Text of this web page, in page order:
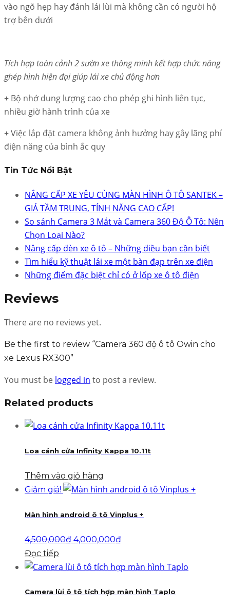
vào ngõ hẹp hay đánh lái lùi mà không cần có người hộ
trợ bên dưới
Tích hợp toàn cảnh 2 sườn xe thông minh kết hợp chức năng
ghép hình hiện đại giúp lái xe chủ động hơn
+ Bộ nhớ dung lượng cao cho phép ghi hình liên tục,
nhiều giờ hành trình của xe
+ Việc lắp đặt camera không ảnh hưởng hay gây lãng phí
điện năng của bình ắc quy
Tin Tức Nổi Bật
NÂNG CẤP XE YÊU CÙNG MÀN HÌNH Ô TÔ SANTEK –
GIÁ TẦM TRUNG, TÍNH NĂNG CAO CẤP!
So sánh Camera 3 Mắt và Camera 360 Độ Ô Tô: Nên
Chọn Loại Nào?
Nâng cấp đèn xe ô tô – Những điều bạn cần biết
Tìm hiểu kỹ thuật lái xe một bàn đạp trên xe điện
Những điểm đặc biệt chỉ có ở lốp xe ô tô điện
Reviews
There are no reviews yet.
Be the first to review “Camera 360 độ ô tô Owin cho
xe Lexus RX300”
You must be logged in to post a review.
Related products
Loa cánh cửa Infinity Kappa 10.11t
Thêm vào giỏ hàng
Giảm giá!
Màn hình android ô tô Vinplus +
4,500,000₫ Giá
là:
4,000,000₫Giá
tại
4,000,000₫.
Đọc tiếp
Camera lùi ô tô tích hợp màn hình Taplo